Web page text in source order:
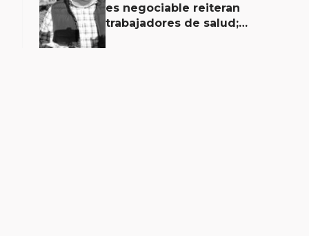
es negociable reiteran
trabajadores de salud;